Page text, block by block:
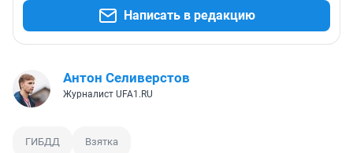
Написать в редакцию
Антон Селиверстов
Журналист UFA1.RU
ГИБДД Взятка